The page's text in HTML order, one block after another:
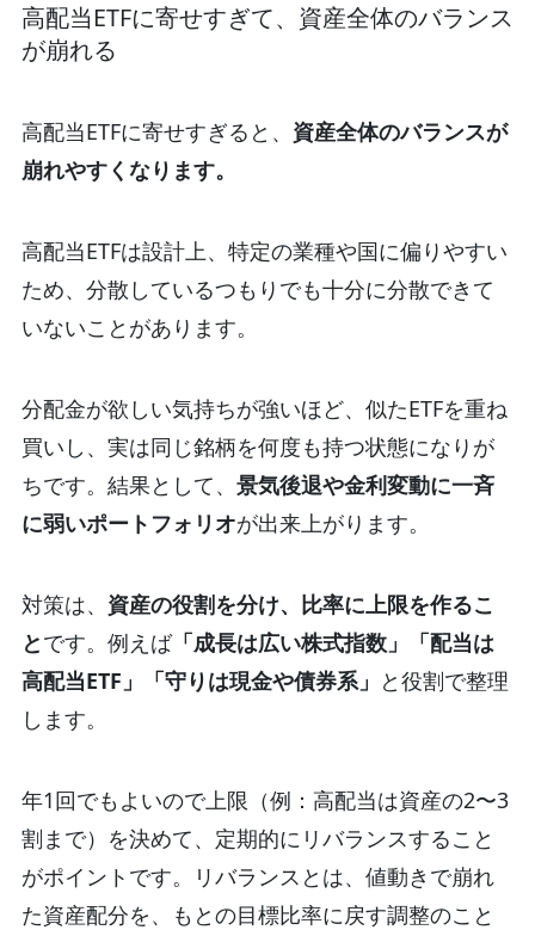
高配当ETFに寄せすぎて、資産全体のバランス
が崩れる
高配当ETFに寄せすぎると、 資産全体のバランスが
崩れやすくなります。
高配当ETFは設計上、特定の業種や国に偏りやすい
ため、分散しているつもりでも十分に分散できて
いないことがあります。
分配金が欲しい気持ちが強いほど、似たETFを重ね
買いし、実は同じ銘柄を何度も持つ状態になりが
ちです。 結果として、 景気後退や金利変動に一斉
に弱いポートフォリオが出来上がります。
対策は、 資産の役割を分け、比率に上限を作るこ
とです。 例えば「成長は広い株式指数」「配当は
高配当ETF」「守りは現金や債券系」 と役割で整理
します。
年1回でもよいので上限（例：高配当は資産の2〜3
割まで）を決めて、定期的にリバランスすること
がポイントです。リバランスとは、値動きで崩れ
た資産配分を、もとの目標比率に戻す調整のこと